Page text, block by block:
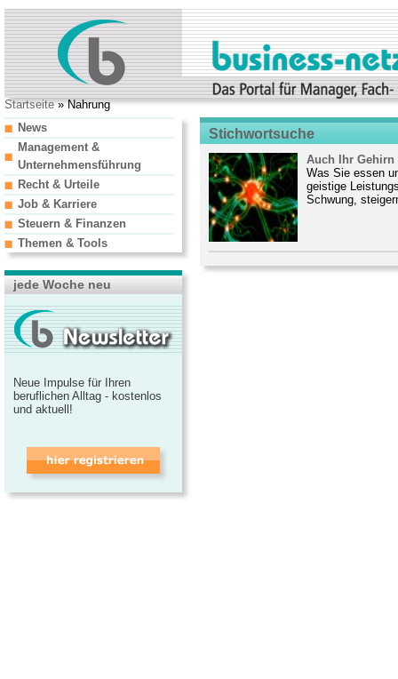
Startseite» Nahrung
Stichwortsuche
Auch Ihr Gehirn
Was Sie essen
geistige
Schwung,
News
Management &
Unternehmensführung
Recht & Urteile
Job & Karriere
Steuern & Finanzen
Themen & Tools
jede Woche neu
Neue Impulse für Ihren
beruflichen Alltag - kostenlos
und aktuell!